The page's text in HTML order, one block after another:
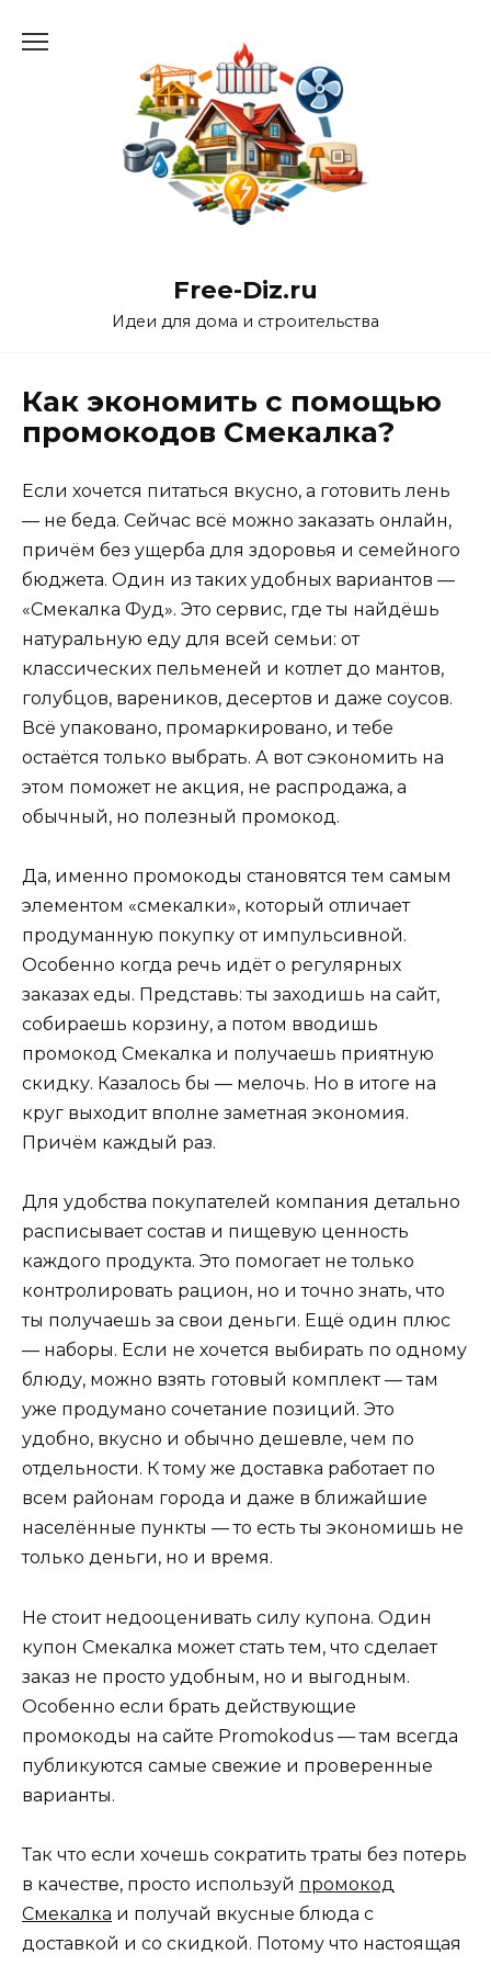
Free-Diz.ru
Идеи для дома и строительства
Как экономить с помощью
промокодов Смекалка?
Если хочется питаться вкусно, а готовить лень
— не беда. Сейчас всё можно заказать онлайн,
причём без ущерба для здоровья и семейного
бюджета. Один из таких удобных вариантов —
«Смекалка Фуд». Это сервис, где ты найдёшь
натуральную еду для всей семьи: от
классических пельменей и котлет до мантов,
голубцов, вареников, десертов и даже соусов.
Всё упаковано, промаркировано, и тебе
остаётся только выбрать. А вот сэкономить на
этом поможет не акция, не распродажа, а
обычный, но полезный промокод.
Да, именно промокоды становятся тем самым
элементом «смекалки», который отличает
продуманную покупку от импульсивной.
Особенно когда речь идёт о регулярных
заказах еды. Представь: ты заходишь на сайт,
собираешь корзину, а потом вводишь
промокод Смекалка и получаешь приятную
скидку. Казалось бы — мелочь. Но в итоге на
круг выходит вполне заметная экономия.
Причём каждый раз.
Для удобства покупателей компания детально
расписывает состав и пищевую ценность
каждого продукта. Это помогает не только
контролировать рацион, но и точно знать, что
ты получаешь за свои деньги. Ещё один плюс
— наборы. Если не хочется выбирать по одному
блюду, можно взять готовый комплект — там
уже продумано сочетание позиций. Это
удобно, вкусно и обычно дешевле, чем по
отдельности. К тому же доставка работает по
всем районам города и даже в ближайшие
населённые пункты — то есть ты экономишь не
только деньги, но и время.
Не стоит недооценивать силу купона. Один
купон Смекалка может стать тем, что сделает
заказ не просто удобным, но и выгодным.
Особенно если брать действующие
промокоды на сайте Promokodus — там всегда
публикуются самые свежие и проверенные
варианты.
Так что если хочешь сократить траты без потерь
в качестве, просто используй промокод
Смекалка и получай вкусные блюда с
доставкой и со скидкой. Потому что настоящая